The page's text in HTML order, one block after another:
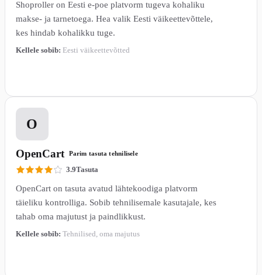
Shoproller on Eesti e-poe platvorm tugeva kohaliku
makse- ja tarnetoega. Hea valik Eesti väikeettevõttele,
kes hindab kohalikku tuge.
Kellele sobib: Eesti väikeettevõtted
O
OpenCart Parim tasuta tehnilisele
3.9Tasuta
OpenCart on tasuta avatud lähtekoodiga platvorm
täieliku kontrolliga. Sobib tehnilisemale kasutajale, kes
tahab oma majutust ja paindlikkust.
Kellele sobib: Tehnilised, oma majutus